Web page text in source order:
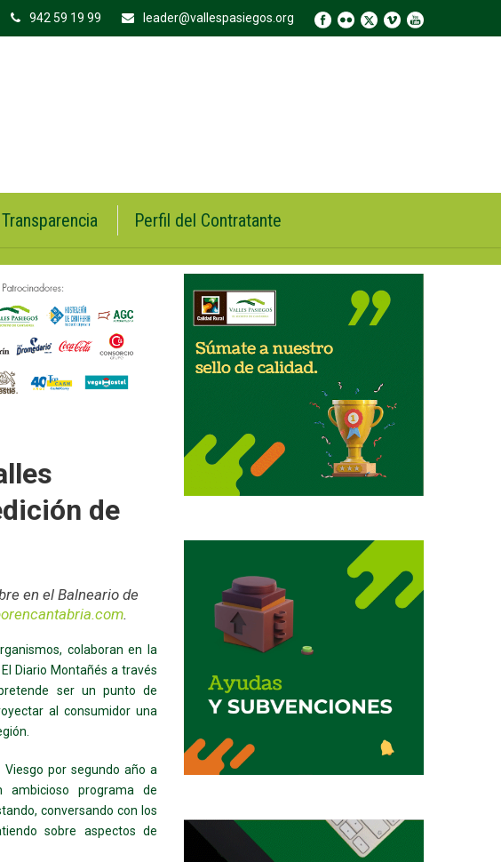
942 59 19 99 leader@vallespasiegos.org
Transparencia Perfil del Contratante
de
en el Balneario de
.
colaboran en la
Diario Montañés a través
ser un punto de
al consumidor una
por segundo año a
ambicioso programa de
conversando con los
sobre aspectos de